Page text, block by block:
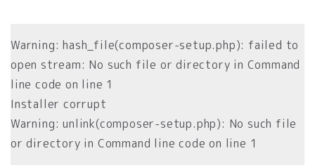
Warning: hash_file(composer-setup.php): failed to
open stream: No such file or directory in Command
line code on line 1
Installer corrupt
Warning: unlink(composer-setup.php): No such file
or directory in Command line code on line 1